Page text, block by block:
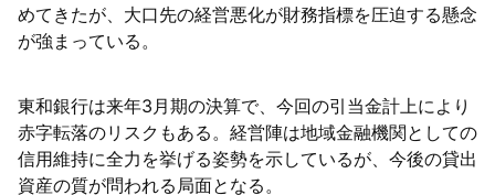
めてきたが、大口先の経営悪化が財務指標を圧迫する懸念
が強まっている。
東和銀行は来年3月期の決算で、今回の引当金計上により
赤字転落のリスクもある。経営陣は地域金融機関としての
信用維持に全力を挙げる姿勢を示しているが、今後の貸出
資産の質が問われる局面となる。